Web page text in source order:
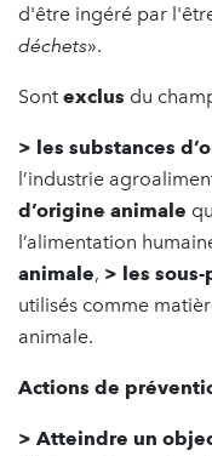
d'être ingéré par
déchets».
Sont exclus du
> les substances
l’industrie
d’origine animale
l’alimentation
animale, > les
utilisés comme
animale.
Actions de
> Atteindre un